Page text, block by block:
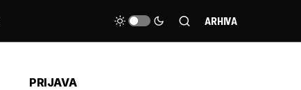
ARHIVA
PRIJAVA